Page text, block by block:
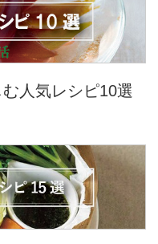
人気レシピ10選